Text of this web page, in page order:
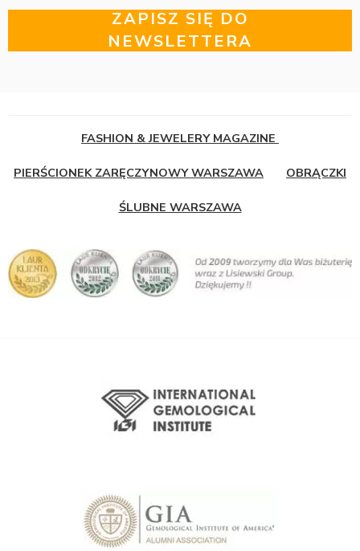
ZAPISZ SIĘ DO
NEWSLETTERA
FASHION & JEWELERY MAGAZINE
PIERŚCIONEK ZARĘCZYNOWY WARSZAWA OBRĄCZKI
ŚLUBNE WARSZAWA